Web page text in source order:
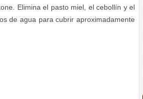
Elimina el pasto miel, el cebollín y el
de agua para cubrir aproximadamente